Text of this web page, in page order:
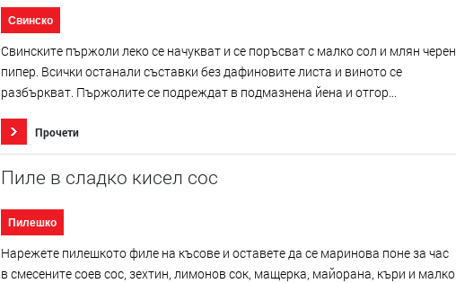
Свинско
Свинските пържоли леко се начукват и се поръсват с малко сол и млян черен
пипер. Всички останали съставки без дафиновите листа и виното се
разбъркват. Пържолите се подреждат в подмазнена йена и отгор...
Прочети
Пиле в сладко кисел сос
Пилешко
Нарежете пилешкото филе на късове и оставете да се маринова поне за час
в смесените соев сос, зехтин, лимонов сок, мащерка, майорана, къри и малко